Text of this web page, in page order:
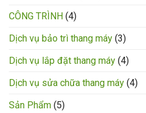
CÔNG TRÌNH (4)
Dịch vụ bảo trì thang máy (3)
Dịch vụ lắp đặt thang máy (4)
Dịch vụ sửa chữa thang máy (4)
Sản Phẩm (5)